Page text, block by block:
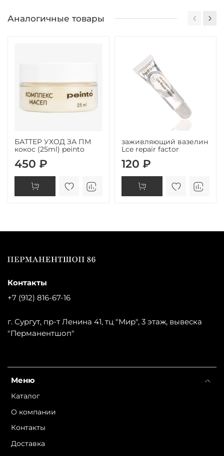
Аналогичные товары
БАТТЕР УХОД ЗА ПМ
кокос (25ml) peinto
450 ₽
заживляющий вазелин
Lce repair factor
120 ₽
Меню
Каталог
О компании
Контакты
Доставка
Контакты
+7 (912) 816-67-16
г. Сургут, пр-т Ленина 41, тц "Мир", 3 этаж, вывеска
"Перманентшоп"